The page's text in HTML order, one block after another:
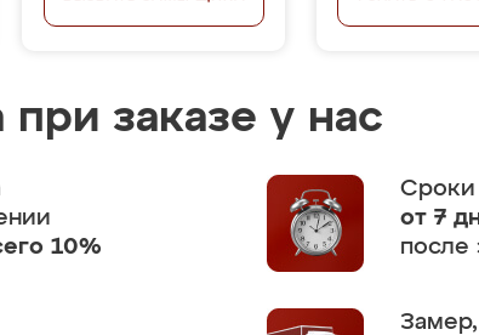
при заказе у нас
10%
Сроки
от 7
после
Замер,